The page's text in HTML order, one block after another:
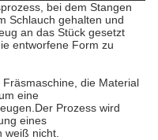
bei dem Stangen
Schlauch gehalten und
an das Stück gesetzt
entworfene Form zu
die Material
eine
Prozess wird
eines
weiß nicht.